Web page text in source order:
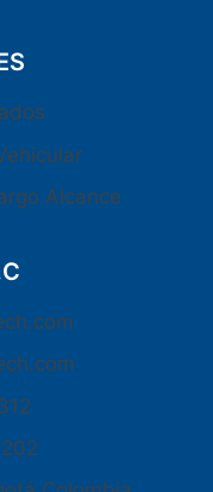
Alcance